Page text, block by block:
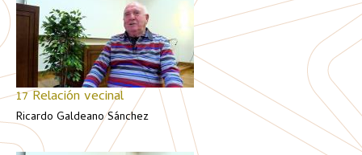
17 Relación vecinal
Ricardo Galdeano Sánchez